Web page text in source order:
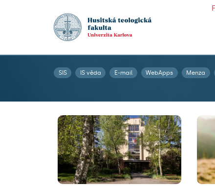
SIS IS věda E-mail WebApps Menza